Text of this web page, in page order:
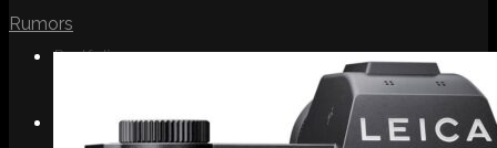
Portfolio
Rumors